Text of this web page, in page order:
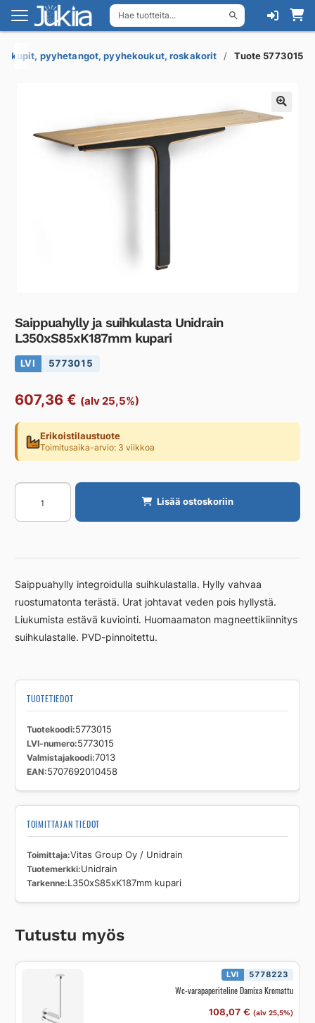
Hae tuotteita...
Siirry
navigointiin
Siirry
sisältöön
pyyhetangot, pyyhekoukut, roskakorit Tuote 5773015
Saippuahylly ja suihkulasta Unidrain
L350xS85xK187mm kupari
LVI 5773015
607,36 € (alv 25,5%)
Erikoistilaustuote
Toimitusaika-arvio: 3 viikkoa
Saippuahylly
suihkulasta
L350xS85xK187mm
määrä
Lisää ostoskoriin
Saippuahylly integroidulla suihkulastalla. Hylly vahvaa
ruostumatonta terästä. Urat johtavat veden pois hyllystä.
Liukumista estävä kuviointi. Huomaamaton magneettikiinnitys
suihkulastalle. PVD-pinnoitettu.
TUOTETIEDOT
Tuotekoodi 5773015
LVI-numero 5773015
Valmistajakoodi 7013
EAN 5707692010458
TOIMITTAJAN TIEDOT
Toimittaja Vitas Group Oy / Unidrain
Tuotemerkki Unidrain
Tarkenne L350xS85xK187mm kupari
Tutustu myös
LVI 5778223
Wc-varapaperiteline Damixa Kromattu
108,07 € (alv 25,5%)